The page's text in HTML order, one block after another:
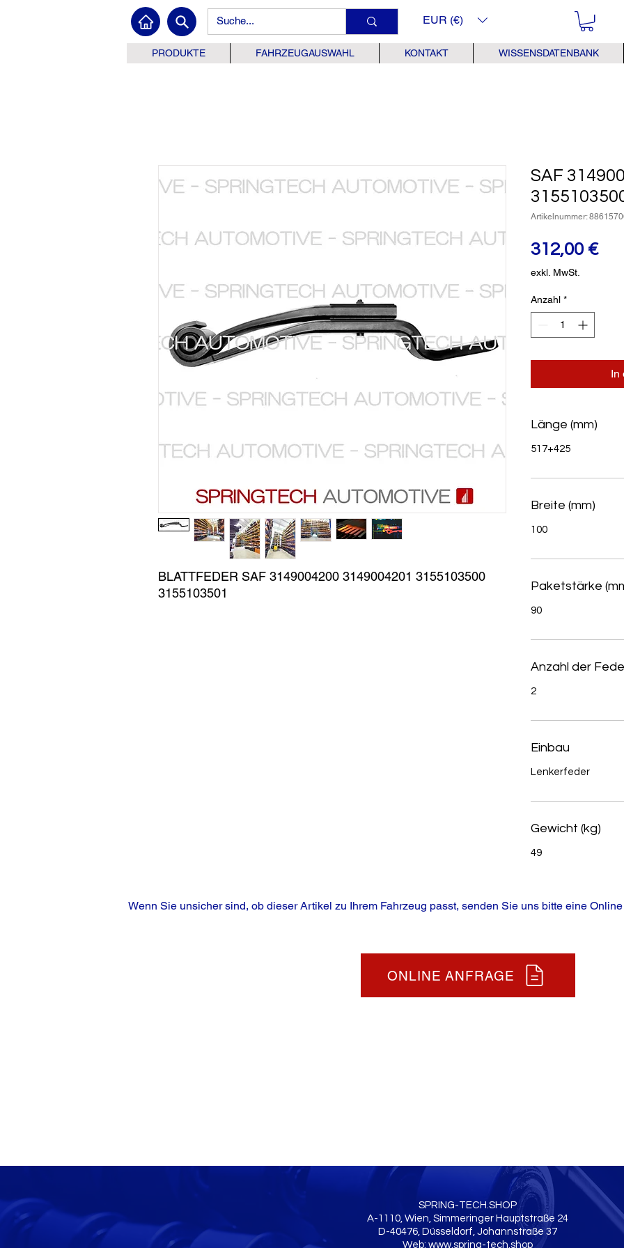
EUR (€)
PRODUKTE FAHRZEUGAUSWAHL KONTAKT WISSENSDATENBANK
BLATTFEDER SAF 3149004200 3149004201 3155103500
3155103501
SAF
Artikelnummer:
312,00 €
exkl. MwSt.
Anzahl *
In
Länge (mm)
517+425
Breite (mm)
100
Paketstärke
90
Anzahl der
2
Einbau
Lenkerfeder
Gewicht (kg)
49
Wenn Sie unsicher sind, ob dieser Artikel zu Ihrem Fahrzeug passt, senden Sie uns bitte eine
ONLINE ANFRAGE
SPRING-TECH.SHOP
A-1110, Wien, Simmeringer Hauptstraße 24
D-40476, Düsseldorf, Johannstraße 37
Web: www.spring-tech.shop